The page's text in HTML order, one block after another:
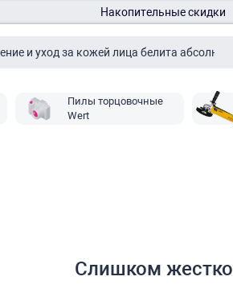
Накопительные скидки
Пилы торцовочные
Wert
Слишком жестко